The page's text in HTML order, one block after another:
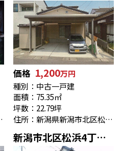
目14-9
価格 1,200万円
種別：中古一戸建
面積：75.35㎡
坪数：22.79坪
住所：新潟県新潟市北区松浜６丁目13-29
新潟市北区松浜4丁目 中古住宅